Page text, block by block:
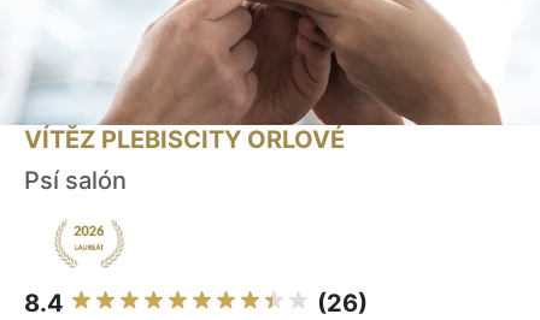
VÍTĚZ PLEBISCITY ORLOVÉ
Psí salón
8.4 (26)